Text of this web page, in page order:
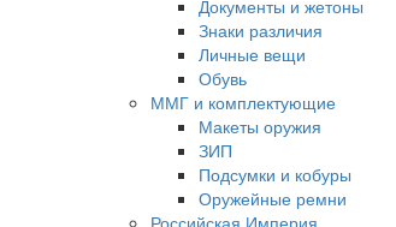
Документы и жетоны
Знаки различия
Личные вещи
Обувь
ММГ и комплектующие
Макеты оружия
ЗИП
Подсумки и кобуры
Оружейные ремни
Российская Империя